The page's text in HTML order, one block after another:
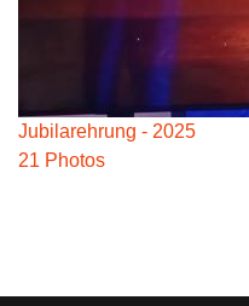
Jubilarehrung - 2025
21 Photos